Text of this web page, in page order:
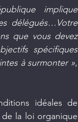
implique
délégués…Votre
que vous devez
spécifiques
à surmonter »,
idéales de
la loi organique